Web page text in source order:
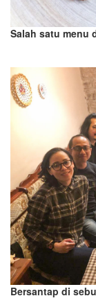
Salah satu menu
Bersantap di